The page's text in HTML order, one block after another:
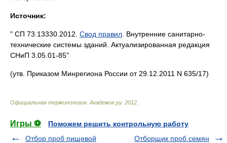
Источник:
" СП 73.13330.2012. Свод правил . Внутренние санитарно-
технические системы зданий. Актуализированная редакция
СНиП 3.05.01-85"
(утв. Приказом Минрегиона России от 29.12.2011 N 635/17)
Официальная терминология Академик.ру. 2012
Игры ⚽
Поможем решить контрольную работу
Отбор проб пищевой
Отборщик проб семян